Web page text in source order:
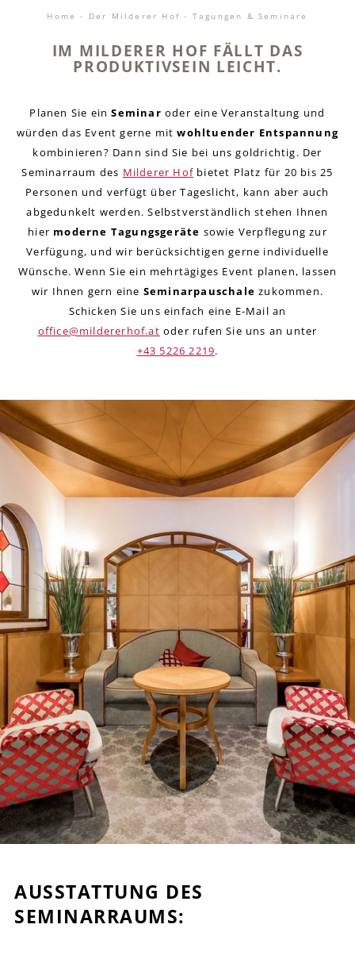
Home- Der Milderer Hof- Tagungen & Seminare
IM MILDERER HOF FÄLLT DAS
PRODUKTIVSEIN LEICHT.
Planen Sie einSeminar oder eine Veranstaltung und
würden das Event gerne mitwohltuender Entspannung
kombinieren? Dann sind Sie bei uns goldrichtig. Der
Seminarraum des Milderer Hof bietet Platz für 20 bis 25
Personen und verfügt über Tageslicht, kann aber auch
abgedunkelt werden. Selbstverständlich stehen Ihnen
hier moderne Tagungsgeräte sowie Verpflegung zur
Verfügung, und wir berücksichtigen gerne individuelle
Wünsche. Wenn Sie ein mehrtägiges Event planen, lassen
wir Ihnen gern eine Seminarpauschale zukommen.
Schicken Sie uns einfach eine E-Mail an
office@mildererhof.at oder rufen Sie uns an unter
+43 5226 2219.
AUSSTATTUNG DES
SEMINARRAUMS: